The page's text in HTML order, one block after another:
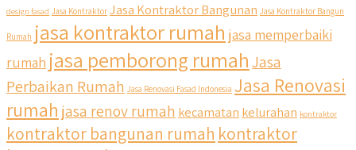
design fasad Jasa Kontraktor Jasa Kontraktor Bangunan Jasa Kontraktor Bangun
Rumah jasa kontraktor rumah jasa memperbaiki
rumah jasa pemborong rumahJasa
Perbaikan Rumah Jasa Renovasi Fasad Indonesia Jasa Renovasi
rumah jasa renov rumah kecamatan kelurahan kontraktor
kontraktor bangunan rumah kontraktor